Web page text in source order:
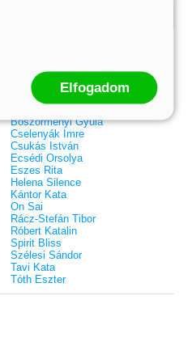
Ashley Carrigan
Benina
Bessenyei Gábor
Böszörményi Gyula
Cselenyák Imre
Csukás István
Ecsédi Orsolya
Eszes Rita
Helena Silence
Kántor Kata
On Sai
Rácz-Stefán Tibor
Róbert Katalin
Spirit Bliss
Szélesi Sándor
Tavi Kata
Tóth Eszter
Elfogadom